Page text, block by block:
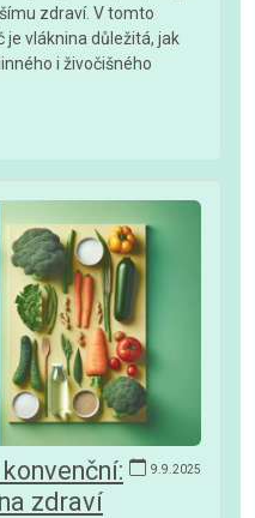
zdraví. V tomto
je vláknina důležitá, jak
i živočišného
9.9.2025
zdraví